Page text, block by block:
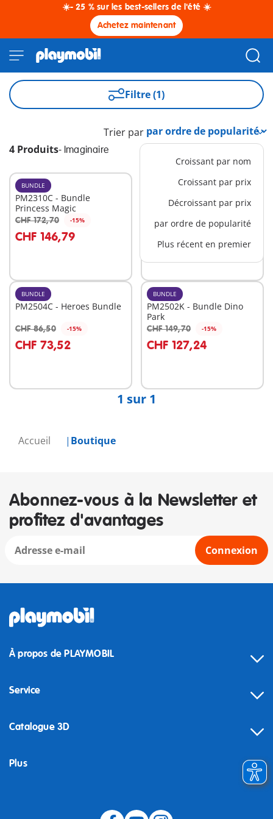
☀️- 25 % sur les best-sellers de l'été ☀️
Achetez maintenant
Accueil Boutique
Filtre (1)
4 Produits- Imaginaire
Trier par
Croissant par nom
Croissant par prix
Décroissant par prix
par ordre de popularité
Plus récent en premier
BUNDLE
PM2310C - Bundle
Princess Magic
CHF 172,70 -15%
CHF 146,79
Au panier
PM2504D - Showdown
Bundle
CHF 144,79 -15%
CHF 123,07
Au panier
BUNDLE
PM2504C - Heroes Bundle
CHF 86,50 -15%
CHF 73,52
Au panier
BUNDLE
PM2502K - Bundle Dino
Park
CHF 149,70 -15%
CHF 127,24
Au panier
1 sur 1
Abonnez-vous à la Newsletter et
profitez d'avantages
Connexion
À propos de PLAYMOBIL
Service
Catalogue 3D
Plus